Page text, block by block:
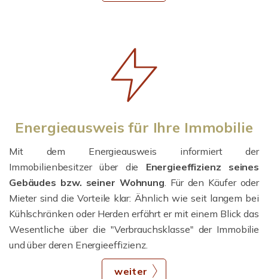
Energieausweis für Ihre Immobilie
Mit dem Energieausweis informiert der
Immobilienbesitzer über die Energieeffizienz seines
Gebäudes bzw. seiner Wohnung. Für den Käufer oder
Mieter sind die Vorteile klar: Ähnlich wie seit langem bei
Kühlschränken oder Herden erfährt er mit einem Blick das
Wesentliche über die "Verbrauchsklasse" der Immobilie
und über deren Energieeffizienz.
weiter